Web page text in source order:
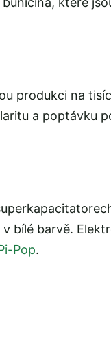
produkci na
a poptávku
bílé barvě.
Pop.